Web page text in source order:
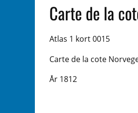
Carte de la
Atlas 1 kort 0015
Carte de la cote
År 1812